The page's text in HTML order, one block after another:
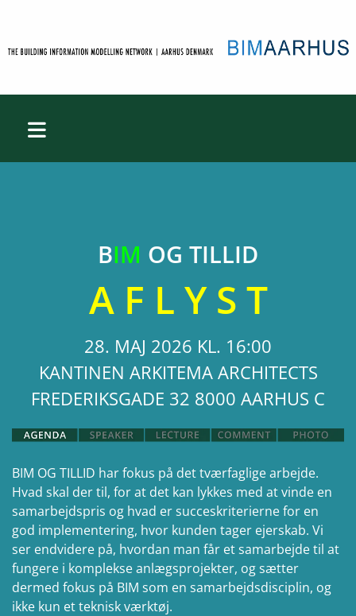
BIM OG TILLID
A F L Y S T
28. MAJ 2026 KL. 16:00
KANTINEN ARKITEMA ARCHITECTS
FREDERIKSGADE 32 8000 AARHUS C
BIM OG TILLID har fokus på det tværfaglige arbejde.
Hvad skal der til, for at det kan lykkes med at vinde en
samarbejdspris og hvad er succeskriterierne for en
god implementering, hvor kunden tager ejerskab. Vi
ser endvidere på, hvordan man får et samarbejde til at
fungere i komplekse anlægsprojekter, og sætter
dermed fokus på BIM som en samarbejdsdisciplin, og
ikke kun et teknisk værktøj.